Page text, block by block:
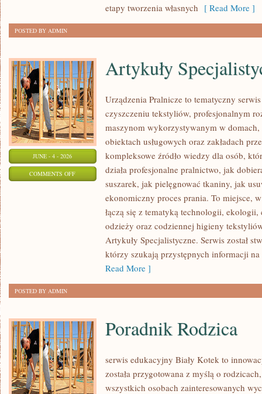
etapy tworzenia własnych [ Read More ]
POSTED BY ADMIN
JUNE - 4 - 2026
COMMENTS OFFON
ARTYKUŁY
SPECJALISTYCZNE
Artykuły
Urządzenia Pralnicze to tematyczny
czyszczeniu tekstyliów, profesjonalnym
maszynom wykorzystywanym w
obiektach usługowych oraz zakładach
kompleksowe źródło wiedzy dla osób,
działa profesjonalne pralnictwo, jak
suszarek, jak pielęgnować tkaniny, jak
ekonomiczny proces prania. To miejsce,
łączą się z tematyką technologii,
odzieży oraz codziennej higieny
Artykuły Specjalistyczne. Serwis został
którzy szukają przystępnych informacji
Read More ]
POSTED BY ADMIN
Poradnik Rodzica
serwis edukacyjny Biały Kotek to
została przygotowana z myślą o
wszystkich osobach zainteresowanych